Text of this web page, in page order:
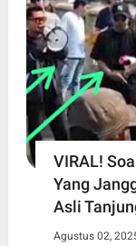
VIRAL!
Yang
Asli
Agustus 02,